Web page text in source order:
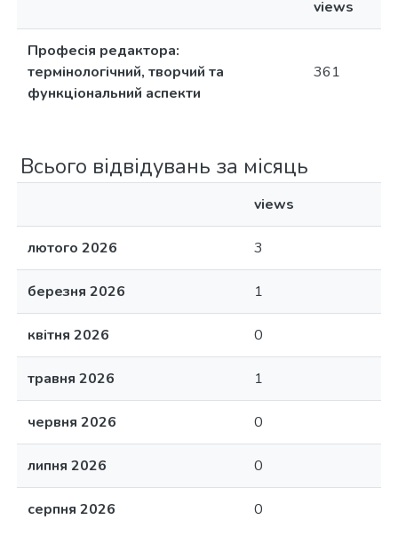
views
Професія редактора:
термінологічний, творчий та
функціональний аспекти
361
Всього відвідувань за місяць
views
лютого 2026 3
березня 2026 1
квітня 2026 0
травня 2026 1
червня 2026 0
липня 2026 0
серпня 2026 0